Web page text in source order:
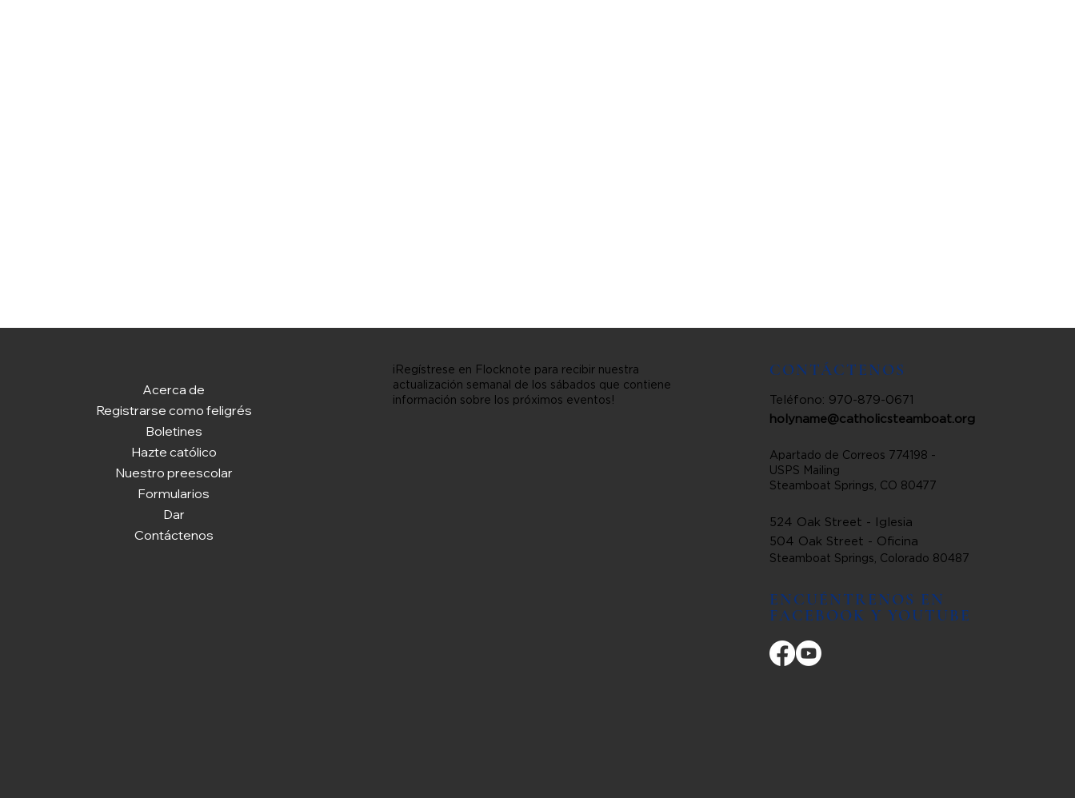
Acerca de
Registrarse como feligrés
Boletines
Hazte católico
Nuestro preescolar
Formularios
Dar
Contáctenos
¡Regístrese en Flocknote para recibir nuestra
actualización semanal de los sábados que contiene
información sobre los próximos eventos!
CONTÁCTENOS
Teléfono: 970-879-0671
holyname@catholicsteamboat.org
Apartado de Correos 774198 -
USPS Mailing
Steamboat Springs, CO 80477
524 Oak Street - Iglesia
504 Oak Street - Oficina
Steamboat Springs, Colorado 80487
ENCUÉNTRENOS EN
FACEBOOK Y YOUTUBE